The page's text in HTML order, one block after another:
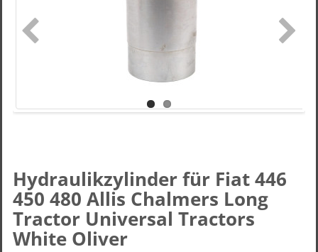
Hydraulikzylinder für Fiat 446
450 480 Allis Chalmers Long
Tractor Universal Tractors
White Oliver